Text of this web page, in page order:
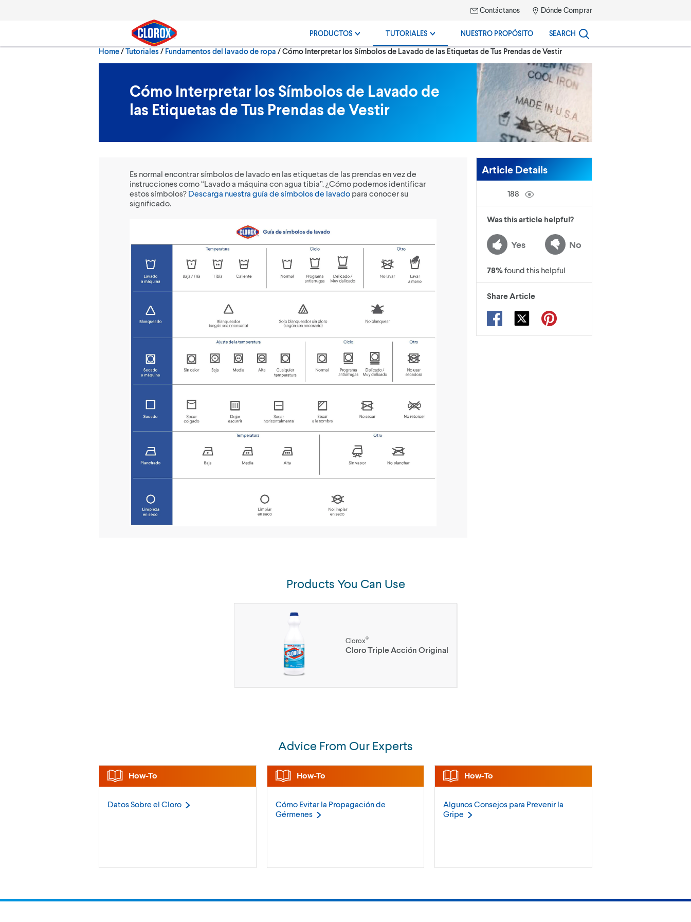
Contáctanos Dónde Comprar
PRODUCTOS TUTORIALES NUESTRO PROPÓSITO SEARCH
Home/Tutoriales Fundamentos del lavado de ropa Current:
Cómo Interpretar los Símbolos de Lavado de las Etiquetas de Tus Prendas de Vestir
Cómo Interpretar los Símbolos de Lavado de
las Etiquetas de Tus Prendas de Vestir
Es normal encontrar símbolos de lavado en las etiquetas de las prendas en vez de
instrucciones como “Lavado a máquina con agua tibia”. ¿Cómo podemos identificar
estos símbolos? Descarga nuestra guía de símbolos de lavado para conocer su
significado.
Article Details
188
Was this article helpful?
Yes No
78%found this helpful
Share Article
Products You Can Use
Clorox®
Cloro Triple Acción Original
Advice From Our Experts
How-To
Datos Sobre el Cloro
How-To
Cómo Evitar la Propagación de
Gérmenes
How-To
Algunos Consejos para Prevenir la
Gripe